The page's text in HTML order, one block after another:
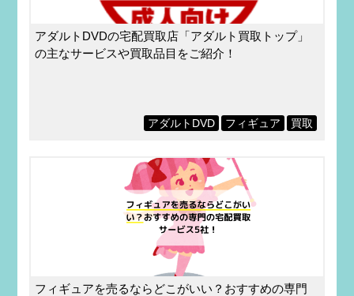
アダルトDVDの宅配買取店「アダルト買取トップ」
の主なサービスや買取品目をご紹介！
アダルトDVD フィギュア 買取
フィギュアを売るならどこがいい？おすすめの専門